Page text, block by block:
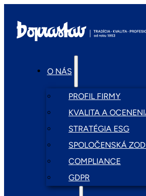
O NÁS
PROFIL FIRMY
KVALITA A
STRATÉGIA ESG
SPOLOČENSKÁ
COMPLIANCE
GDPR